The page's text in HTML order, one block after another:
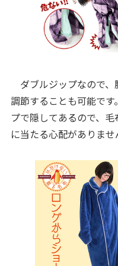
ダブルジップなので、
調節することも可能で
プで隠してあるので、
に当たる心配がありませ